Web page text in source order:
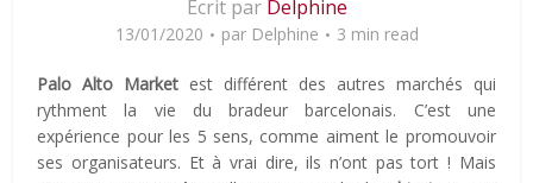
Écrit par Delphine
13/01/2020 par Delphine 3 min read
Palo Alto Market est différent des autres marchés qui
rythment la vie du bradeur barcelonais. C’est une
expérience pour les 5 sens, comme aiment le promouvoir
ses organisateurs. Et à vrai dire, ils n’ont pas tort ! Mais